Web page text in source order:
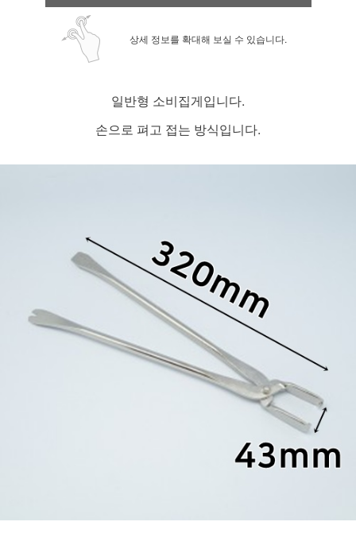
상세 정보를 확대해 보실 수 있습니다.
일반형 소비집게입니다.
손으로 펴고 접는 방식입니다.